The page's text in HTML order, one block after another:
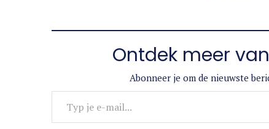
Ontdek meer
Abonneer je om de nieuwste
Typ je e-mail...